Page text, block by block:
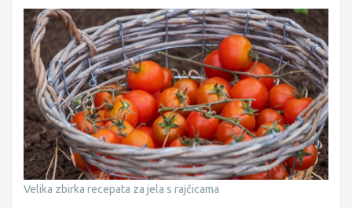
Velika zbirka recepata za jela s rajčicama